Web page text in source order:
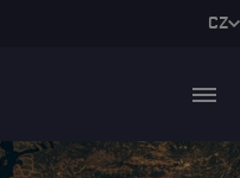
CZ